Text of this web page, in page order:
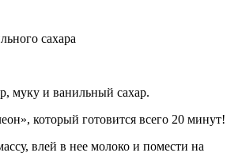
сахара
муку и ванильный сахар.
влей в нее молоко и помести на